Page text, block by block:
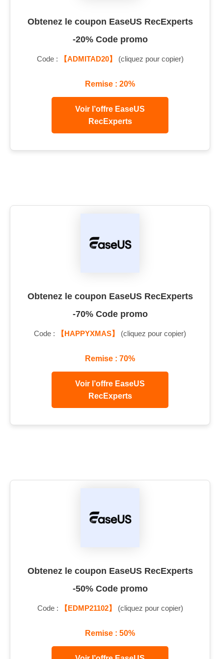
Obtenez le coupon EaseUS RecExperts
-20% Code promo
Code : 【ADMITAD20】 (cliquez pour copier)
Remise : 20%
Voir l’offre EaseUS
RecExperts
Obtenez le coupon EaseUS RecExperts
-70% Code promo
Code : 【HAPPYXMAS】 (cliquez pour copier)
Remise : 70%
Voir l’offre EaseUS
RecExperts
Obtenez le coupon EaseUS RecExperts
-50% Code promo
Code : 【EDMP21102】 (cliquez pour copier)
Remise : 50%